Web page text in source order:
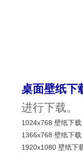
桌面壁纸下
进行下载。
1024x768 壁纸下载
1366x768 壁纸下载
1920x1080 壁纸下